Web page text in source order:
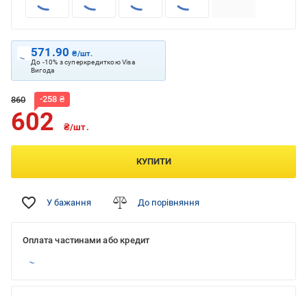
571.90₴/шт.
До -10% з суперкредиткою Visa
Вигода
860 -258 ₴
602 ₴/шт.
КУПИТИ
У бажання До порівняння
Оплата частинами або кредит